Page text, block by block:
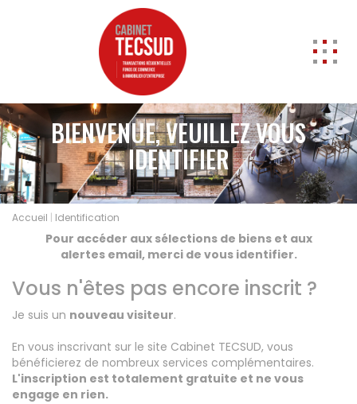
ACCUEIL
ACHETER
Professionnels
Entrepôts
A vendre
A vendre
Cession de Droit au bail
Murs
Local d'activités
A vendre
BIENVENUE, VEUILLEZ VOUS
IDENTIFIER
Accueil Identification
Pour accéder aux sélections de biens et aux
alertes email, merci de vous identifier.
Vous n'êtes pas encore inscrit ?
Je suis un nouveau visiteur.
En vous inscrivant sur le site Cabinet TECSUD, vous
bénéficierez de nombreux services complémentaires.
L'inscription est totalement gratuite et ne vous
engage en rien.